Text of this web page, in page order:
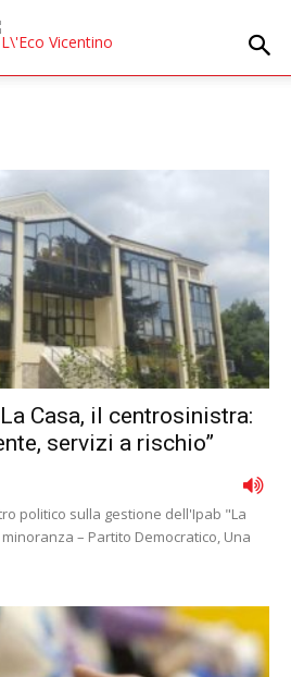
Casa, il centrosinistra:
servizi a rischio”
politico sulla gestione dell'Ipab "La
– Partito Democratico, Una